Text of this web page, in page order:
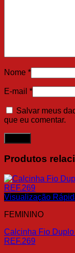
Nome *
E-mail *
Salvar meus
que eu comentar.
Produtos
Visualização
FEMININO
Calcinha Fio
REF.269